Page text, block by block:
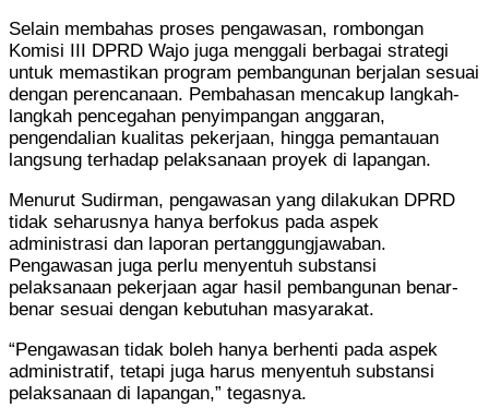
Selain membahas proses pengawasan, rombongan
Komisi III DPRD Wajo juga menggali berbagai strategi
untuk memastikan program pembangunan berjalan sesuai
dengan perencanaan. Pembahasan mencakup langkah-
langkah pencegahan penyimpangan anggaran,
pengendalian kualitas pekerjaan, hingga pemantauan
langsung terhadap pelaksanaan proyek di lapangan.
Menurut Sudirman, pengawasan yang dilakukan DPRD
tidak seharusnya hanya berfokus pada aspek
administrasi dan laporan pertanggungjawaban.
Pengawasan juga perlu menyentuh substansi
pelaksanaan pekerjaan agar hasil pembangunan benar-
benar sesuai dengan kebutuhan masyarakat.
“Pengawasan tidak boleh hanya berhenti pada aspek
administratif, tetapi juga harus menyentuh substansi
pelaksanaan di lapangan,” tegasnya.